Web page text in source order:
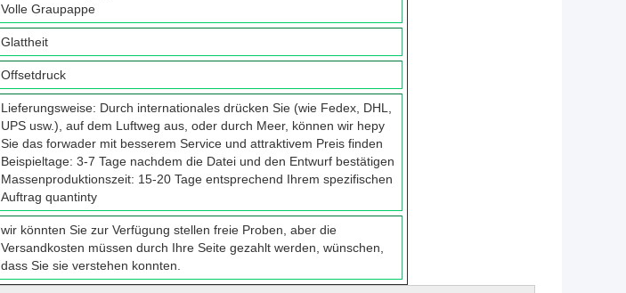
Volle Graupappe
Glattheit
Offsetdruck
Lieferungsweise: Durch internationales drücken Sie (wie Fedex, DHL,
UPS usw.), auf dem Luftweg aus, oder durch Meer, können wir hepy
Sie das forwader mit besserem Service und attraktivem Preis finden
Beispieltage: 3-7 Tage nachdem die Datei und den Entwurf bestätigen
Massenproduktionszeit: 15-20 Tage entsprechend Ihrem spezifischen
Auftrag quantinty
wir könnten Sie zur Verfügung stellen freie Proben, aber die
Versandkosten müssen durch Ihre Seite gezahlt werden, wünschen,
dass Sie sie verstehen konnten.